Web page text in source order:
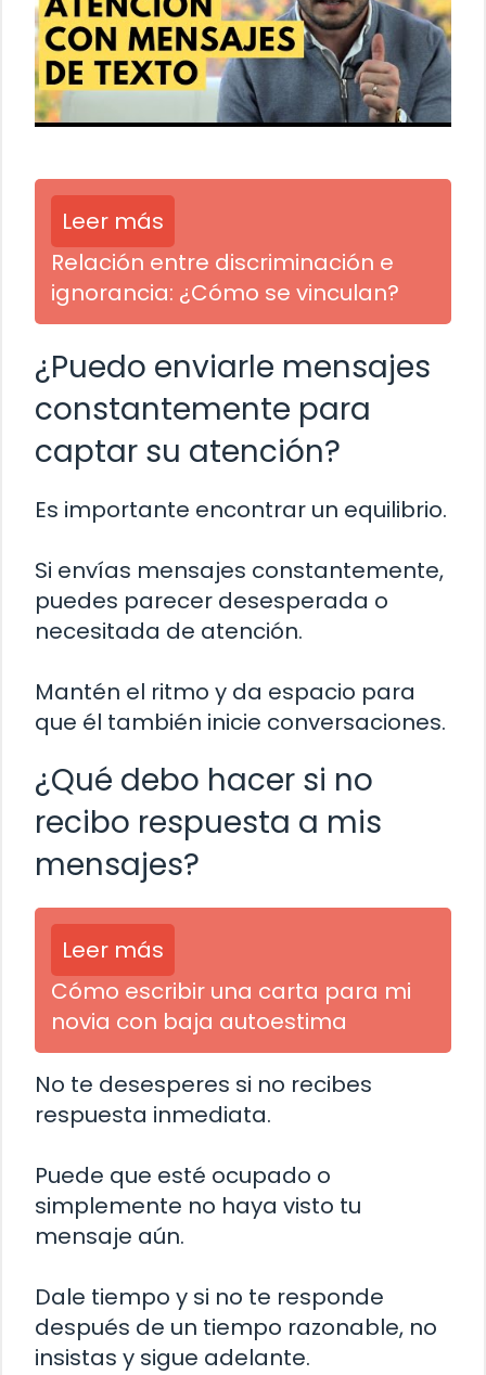
Leer más
Relación entre discriminación e
ignorancia: ¿Cómo se vinculan?
¿Puedo enviarle mensajes
constantemente para
captar su atención?
Es importante encontrar un equilibrio.
Si envías mensajes constantemente,
puedes parecer desesperada o
necesitada de atención.
Mantén el ritmo y da espacio para
que él también inicie conversaciones.
¿Qué debo hacer si no
recibo respuesta a mis
mensajes?
Leer más
Cómo escribir una carta para mi
novia con baja autoestima
No te desesperes si no recibes
respuesta inmediata.
Puede que esté ocupado o
simplemente no haya visto tu
mensaje aún.
Dale tiempo y si no te responde
después de un tiempo razonable, no
insistas y sigue adelante.